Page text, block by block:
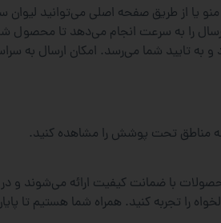
یا از طریق صفحه اصلی می‌توانید لیوان
را به سرعت انجام می‌دهد تا محصول
تایید شما می‌رسد. امکان ارسال به سراسر
مناطق تحت پوشش را مشاهده کنید.
با ضمانت کیفیت ارائه می‌شوند و در
را تجربه کنید. همراه شما هستیم تا